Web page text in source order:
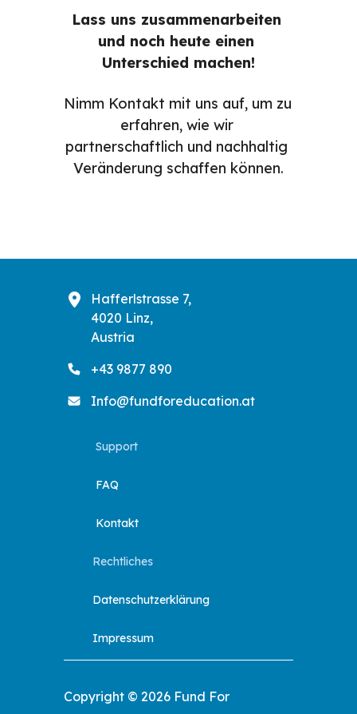
Lass uns zusammenarbeiten
und noch heute einen
Unterschied machen!
Nimm Kontakt mit uns auf, um zu
erfahren, wie wir
partnerschaftlich und nachhaltig
Veränderung schaffen können.
Hafferlstrasse 7,
4020 Linz,
Austria
+43 9877 890
Info@fundforeducation.at
Support
FAQ
Kontakt
Rechtliches
Datenschutzerklärung
Impressum
Copyright © 2026 Fund For